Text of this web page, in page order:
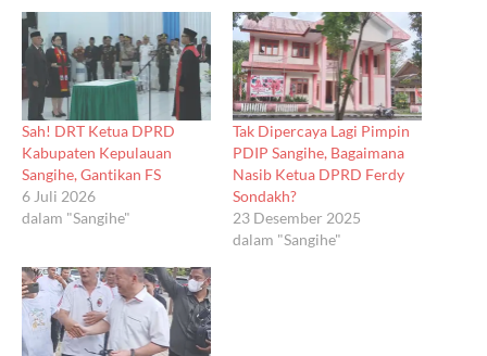
Sah! DRT Ketua DPRD
Kabupaten Kepulauan
Sangihe, Gantikan FS
6 Juli 2026
dalam "Sangihe"
Tak Dipercaya Lagi Pimpin
PDIP Sangihe, Bagaimana
Nasib Ketua DPRD Ferdy
Sondakh?
23 Desember 2025
dalam "Sangihe"